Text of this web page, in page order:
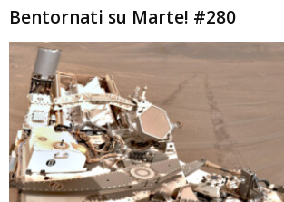
Bentornati su Marte! #280